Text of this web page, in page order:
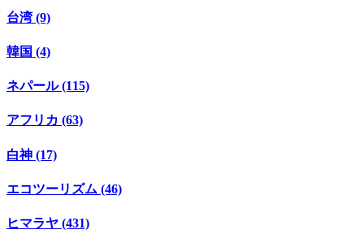
台湾 (9)
韓国 (4)
ネパール (115)
アフリカ (63)
白神 (17)
エコツーリズム (46)
ヒマラヤ (431)